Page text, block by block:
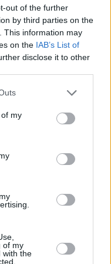
out of the further
by third parties on the
This information may
on the IAB’s List of
disclose it to other
my
of my
with the
estadísticas son
que otra de las
, por ejemplo,
y películas
del inglés.
incomprensible”,
un nivel superior